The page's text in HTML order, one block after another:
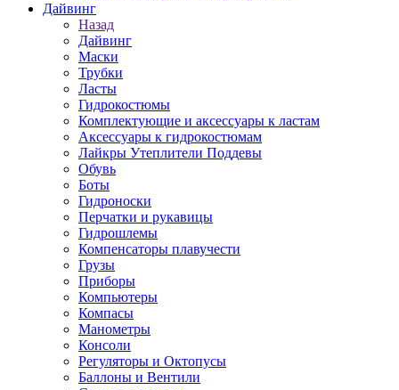
Дайвинг
Назад
Дайвинг
Маски
Трубки
Ласты
Гидрокостюмы
Комплектующие и аксессуары к ластам
Аксессуары к гидрокостюмам
Лайкры Утеплители Поддевы
Обувь
Боты
Гидроноски
Перчатки и рукавицы
Гидрошлемы
Компенсаторы плавучести
Грузы
Приборы
Компьютеры
Компасы
Манометры
Консоли
Регуляторы и Октопусы
Баллоны и Вентили